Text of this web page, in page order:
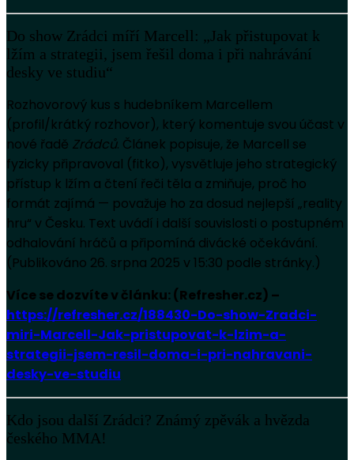
Do show Zrádci míří Marcell: „Jak přistupovat k
lžím a strategii, jsem řešil doma i při nahrávání
desky ve studiu“
Rozhovorový kus s hudebníkem Marcellem
(profil/krátký rozhovor), který komentuje svou účast v
nové řadě Zrádců. Článek popisuje, že Marcell se
fyzicky připravoval (fitko), vysvětluje jeho strategický
přístup k lžím a čtení řeči těla a zmiňuje, proč ho
formát zajímá — považuje ho za dosud nejlepší „reality
hru“ v Česku. Text uvádí i další souvislosti o postupném
odhalování hráčů a připomíná divácké očekávání.
(Publikováno 26. srpna 2025 v 15:30 podle stránky.)
Více se dozvíte v článku: (Refresher.cz) –
https://refresher.cz/188430-Do-show-Zradci-
miri-Marcell-Jak-pristupovat-k-lzim-a-
strategii-jsem-resil-doma-i-pri-nahravani-
desky-ve-studiu
Kdo jsou další Zrádci? Známý zpěvák a hvězda
českého MMA!